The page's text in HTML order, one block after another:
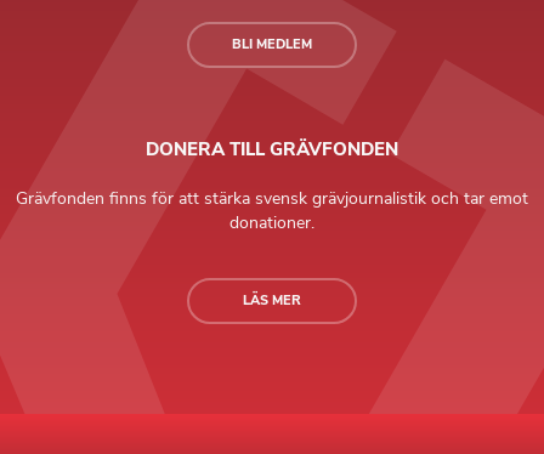
BLI MEDLEM
DONERA TILL GRÄVFONDEN
Grävfonden finns för att stärka svensk grävjournalistik och tar emot
donationer.
LÄS MER
Grävande Journalister © Copyright 2026 |